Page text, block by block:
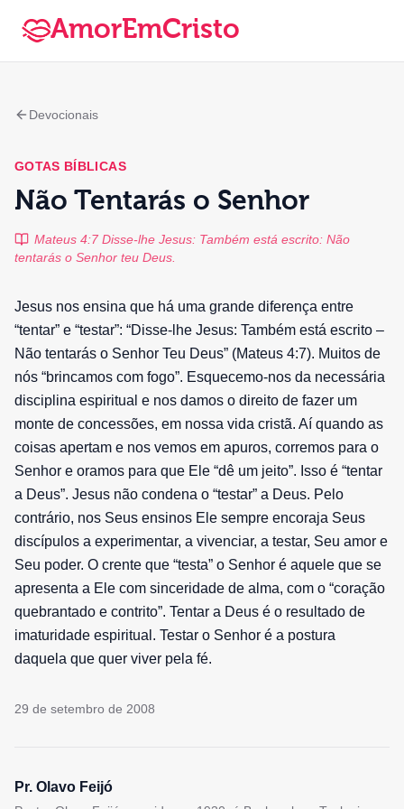
AmorEmCristo
Devocionais
GOTAS BÍBLICAS
Não Tentarás o Senhor
Mateus 4:7 Disse-lhe Jesus: Também está escrito: Não
tentarás o Senhor teu Deus.
Jesus nos ensina que há uma grande diferença entre
“tentar” e “testar”: “Disse-lhe Jesus: Também está escrito –
Não tentarás o Senhor Teu Deus” (Mateus 4:7). Muitos de
nós “brincamos com fogo”. Esquecemo-nos da necessária
disciplina espiritual e nos damos o direito de fazer um
monte de concessões, em nossa vida cristã. Aí quando as
coisas apertam e nos vemos em apuros, corremos para o
Senhor e oramos para que Ele “dê um jeito”. Isso é “tentar
a Deus”. Jesus não condena o “testar” a Deus. Pelo
contrário, nos Seus ensinos Ele sempre encoraja Seus
discípulos a experimentar, a vivenciar, a testar, Seu amor e
Seu poder. O crente que “testa” o Senhor é aquele que se
apresenta a Ele com sinceridade de alma, com o “coração
quebrantado e contrito”. Tentar a Deus é o resultado de
imaturidade espiritual. Testar o Senhor é a postura
daquela que quer viver pela fé.
29 de setembro de 2008
Pr. Olavo Feijó